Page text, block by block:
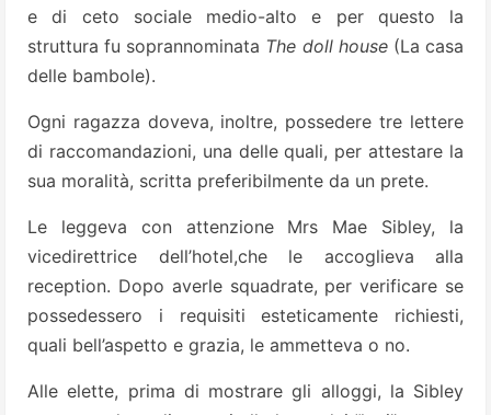
e di ceto sociale medio-alto e per questo la
struttura fu soprannominata The doll house(La casa
delle bambole).
Ogni ragazza doveva, inoltre, possedere tre lettere
di raccomandazioni, una delle quali, per attestare la
sua moralità, scritta preferibilmente da un prete.
Le leggeva con attenzione Mrs Mae Sibley, la
vicedirettrice dell’hotel,che le accoglieva alla
reception. Dopo averle squadrate, per verificare se
possedessero i requisiti esteticamente richiesti,
quali bell’aspetto e grazia, le ammetteva o no.
Alle elette, prima di mostrare gli alloggi, la Sibley